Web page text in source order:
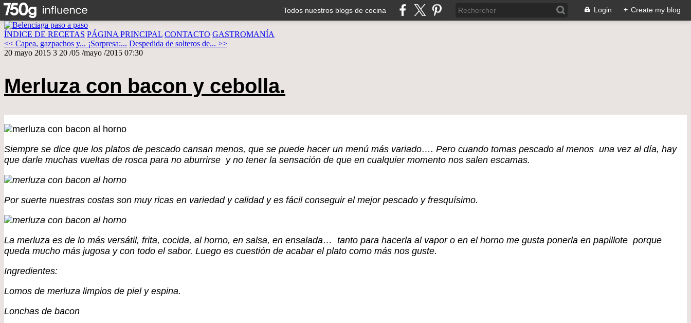
Todos nuestros blogs de cocina Login + Create my blog
ÍNDICE DE RECETAS PÁGINA PRINCIPAL CONTACTO GASTROMANÍA
<< Capea, gazpachos y... ¡Sorpresa:... Despedida de solteros de... >>
20 mayo 2015 3 20 /05 /mayo /2015 07:30
Merluza con bacon y cebolla.
Siempre se dice que los platos de pescado cansan menos, que se puede hacer un menú más variado…. Pero cuando tomas pescado al menos una vez al día, hay
que darle muchas vueltas de rosca para no aburrirse y no tener la sensación de que en cualquier momento nos salen escamas.
Por suerte nuestras costas son muy ricas en variedad y calidad y es fácil conseguir el mejor pescado y fresquísimo.
La merluza es de lo más versátil, frita, cocida, al horno, en salsa, en ensalada… tanto para hacerla al vapor o en el horno me gusta ponerla en papillote porque
queda mucho más jugosa y con todo el sabor. Luego es cuestión de acabar el plato como más nos guste.
Ingredientes:
Lomos de merluza limpios de piel y espina.
Lonchas de bacon